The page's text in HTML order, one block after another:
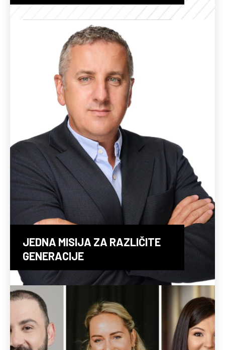
JEDNA MISIJA ZA RAZLIČITE
GENERACIJE